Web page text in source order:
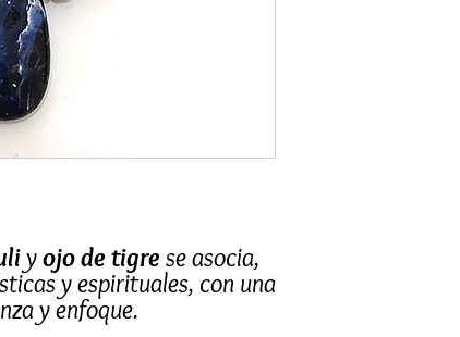
yojo de tigre se asocia,
y espirituales, con una
y enfoque.